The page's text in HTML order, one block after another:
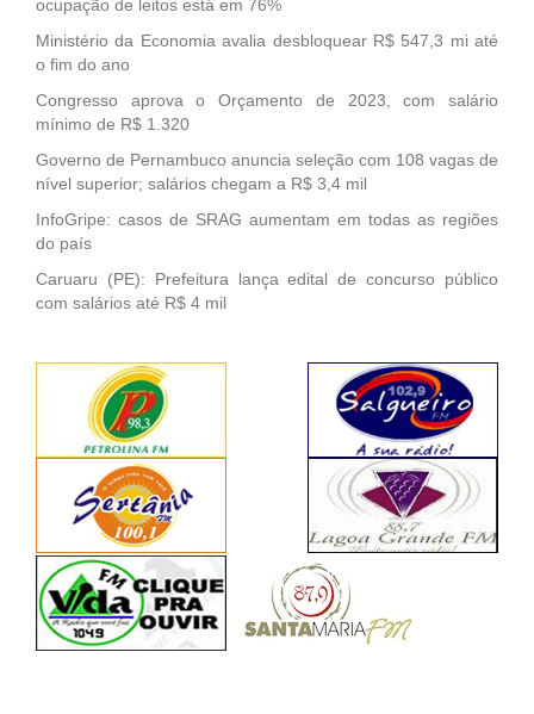
ocupação de leitos está em 76%
Ministério da Economia avalia desbloquear R$ 547,3 mi até
o fim do ano
Congresso aprova o Orçamento de 2023, com salário
mínimo de R$ 1.320
Governo de Pernambuco anuncia seleção com 108 vagas de
nível superior; salários chegam a R$ 3,4 mil
InfoGripe: casos de SRAG aumentam em todas as regiões
do país
Caruaru (PE): Prefeitura lança edital de concurso público
com salários até R$ 4 mil